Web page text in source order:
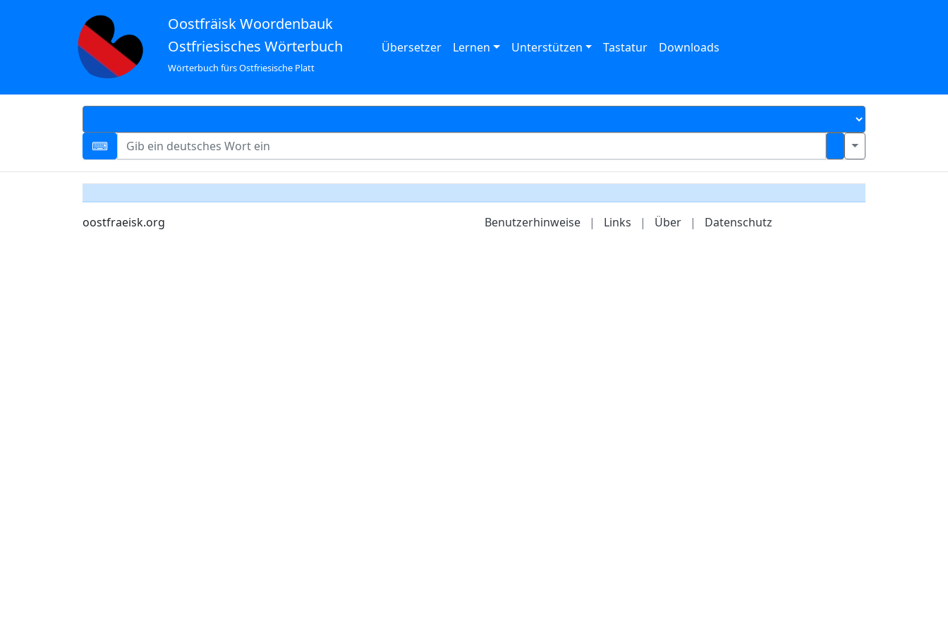
Oostfräisk Woordenbauk
Ostfriesisches Wörterbuch
Wörterbuch fürs Ostfriesische Platt
Übersetzer Lernen Unterstützen Tastatur Downloads
oostfraeisk.org Benutzerhinweise | Links | Über | Datenschutz